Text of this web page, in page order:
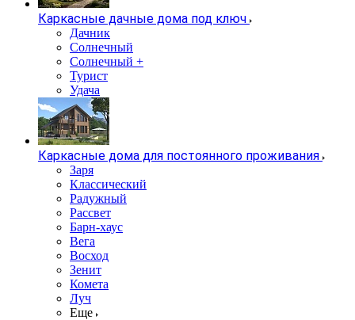
Каркасные дачные дома под ключ
Дачник
Солнечный
Солнечный +
Турист
Удача
Каркасные дома для постоянного проживания
Заря
Классический
Радужный
Рассвет
Барн-хаус
Вега
Восход
Зенит
Комета
Луч
Еще